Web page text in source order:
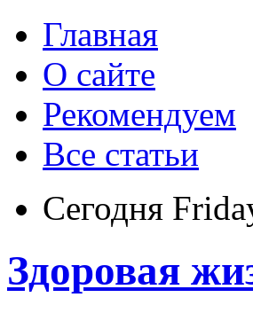
Главная
О сайте
Рекомендуем
Все статьи
Сегодня
Здоровая